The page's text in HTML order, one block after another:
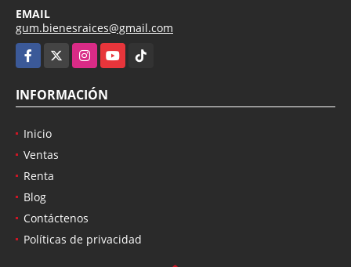
EMAIL
gum.bienesraices@gmail.com
Facebook
InstagramYouTubeTikTok
INFORMACIÓN
Inicio
Ventas
Renta
Blog
Contáctenos
Políticas de privacidad